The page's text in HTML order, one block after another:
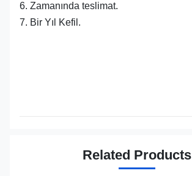
6. Zamanında teslimat.
7. Bir Yıl Kefil.
Related Products